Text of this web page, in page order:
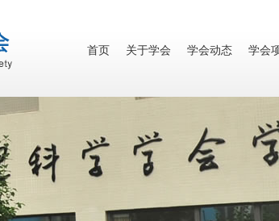
首页 关于学会 学会动态 学会